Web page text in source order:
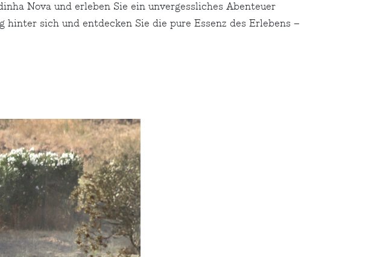
Nova und erleben Sie ein unvergessliches Abenteuer
sich und entdecken Sie die pure Essenz des Erlebens –